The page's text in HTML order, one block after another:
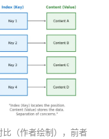
（作者绘制），前者